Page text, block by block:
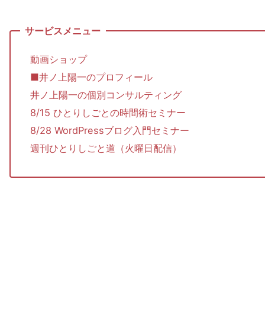
動画ショップ
■井ノ上陽一のプロフィール
井ノ上陽一の個別コンサルティング
8/15 ひとりしごとの時間術セミナー
8/28 WordPressブログ入門セミナー
週刊ひとりしごと道（火曜日配信）